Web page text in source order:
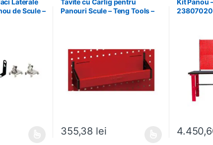
în pagina produsului.
de Scule –
multe variații. Opțiunile pot fi alese în pagina produsului.
Panouri Scule – Teng Tools –
355,38 lei
Acest produs are mai multe variații. Opțiunile
Acest